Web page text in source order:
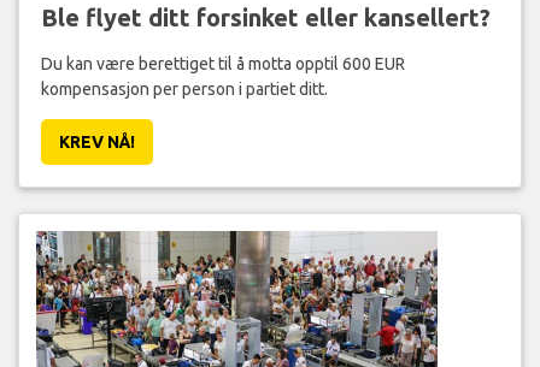
Ble flyet ditt forsinket eller kansellert?
Du kan være berettiget til å motta opptil 600 EUR
kompensasjon per person i partiet ditt.
KREV NÅ!